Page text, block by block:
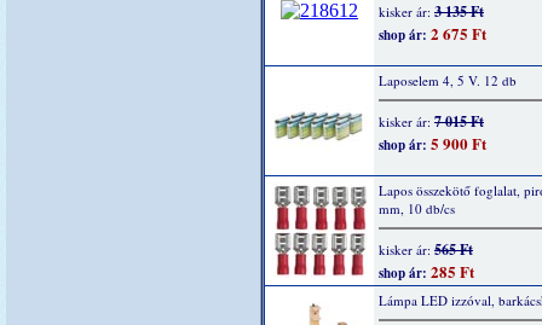
kisker ár: 3 135 Ft
shop ár: 2 675 Ft
Laposelem 4, 5 V. 12 db
kisker ár: 7 015 Ft
shop ár: 5 900 Ft
Lapos összekötő foglalat,
mm, 10 db/cs
kisker ár: 565 Ft
shop ár: 285 Ft
Lámpa LED izzóval,